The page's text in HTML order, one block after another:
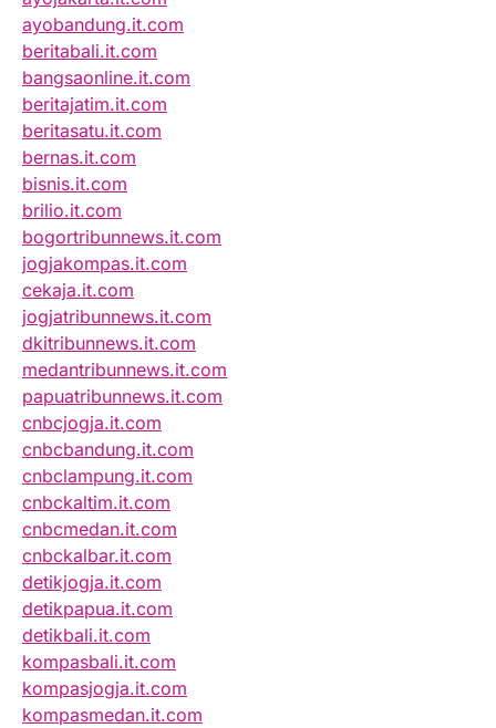
ayobandung.it.com
beritabali.it.com
bangsaonline.it.com
beritajatim.it.com
beritasatu.it.com
bernas.it.com
bisnis.it.com
brilio.it.com
bogortribunnews.it.com
jogjakompas.it.com
cekaja.it.com
jogjatribunnews.it.com
dkitribunnews.it.com
medantribunnews.it.com
papuatribunnews.it.com
cnbcjogja.it.com
cnbcbandung.it.com
cnbclampung.it.com
cnbckaltim.it.com
cnbcmedan.it.com
cnbckalbar.it.com
detikjogja.it.com
detikpapua.it.com
detikbali.it.com
kompasbali.it.com
kompasjogja.it.com
kompasmedan.it.com